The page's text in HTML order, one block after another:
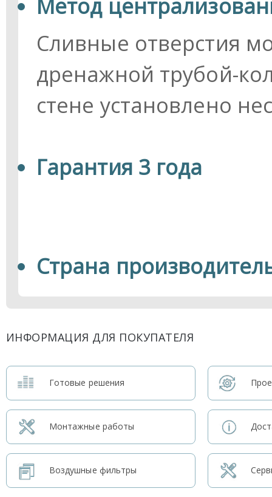
Метод
Сливные отверстия
дренажной трубой-
стене установлено
Гарантия 3 года
Страна
ИНФОРМАЦИЯ ДЛЯ ПОКУПАТЕЛЯ
Готовые решения
Монтажные работы
Воздушные фильтры